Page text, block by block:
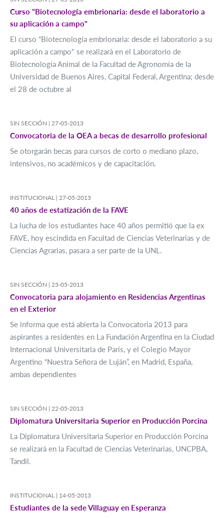
Curso "Biotecnología embrionaria: desde el laboratorio a
su aplicación a campo"
El curso “Biotecnología embrionaria: desde el laboratorio a su
aplicación a campo" se realizará en el Laboratorio de
Biotecnología Animal de la Facultad de Agronomía de la
Universidad de Buenos Aires, Capital Federal, Argentina; desde
el 28 de octubre al
SIN SECCIÓN | 27-05-2013
Convocatoria de la OEA a becas de desarrollo profesional
Se otorgarán becas para cursos de corto o mediano plazo,
intensivos, no académicos y de capacitación.
INSTITUCIONAL | 27-05-2013
40 años de estatización de la FAVE
La lucha de los estudiantes hace 40 años permitió que la ex
FAVE, hoy escindida en Facultad de Ciencias Veterinarias y de
Ciencias Agrarias, pasara a ser parte de la UNL.
SIN SECCIÓN | 23-05-2013
Convocatoria para alojamiento en Residencias Argentinas
en el Exterior
Se informa que está abierta la Convocatoria 2013 para
aspirantes a residentes en La Fundación Argentina en la Ciudad
Internacional Universitaria de París, y el Colegio Mayor
Argentino “Nuestra Señora de Luján”, en Madrid, España,
ambas dependientes
SIN SECCIÓN | 22-05-2013
Diplomatura Universitaria Superior en Producción Porcina
La Diplomatura Universitaria Superior en Producción Porcina
se realizará en la Facultad de Ciencias Veterinarias, UNCPBA,
Tandil.
INSTITUCIONAL | 14-05-2013
Estudiantes de la sede Villaguay en Esperanza